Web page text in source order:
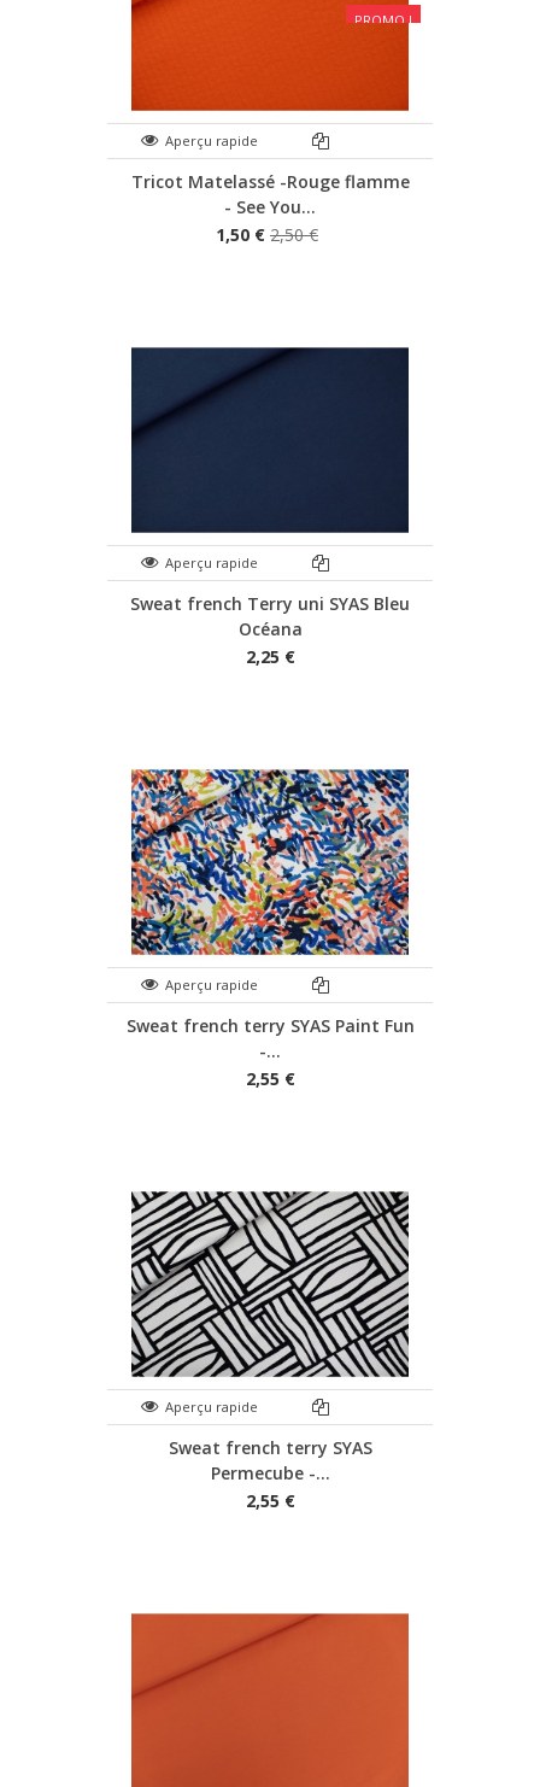
PROMO !
Aperçu rapide
Tricot Matelassé -Rouge flamme
- See You...
1,50 € 2,50 €
Aperçu rapide
Sweat french Terry uni SYAS Bleu
Océana
2,25 €
Aperçu rapide
Sweat french terry SYAS Paint Fun
-...
2,55 €
Aperçu rapide
Sweat french terry SYAS
Permecube -...
2,55 €